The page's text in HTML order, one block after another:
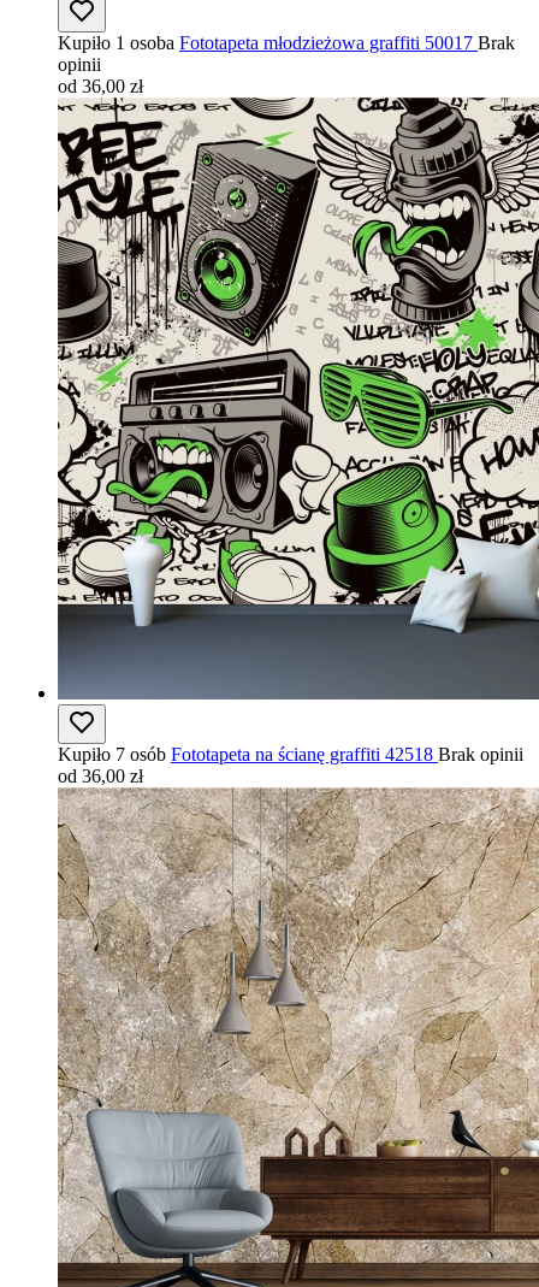
Kupiło 1 osoba Fototapeta młodzieżowa graffiti 50017 Brak
opinii
od 36,00 zł
Kupiło 7 osób Fototapeta na ścianę graffiti 42518 Brak opinii
od 36,00 zł